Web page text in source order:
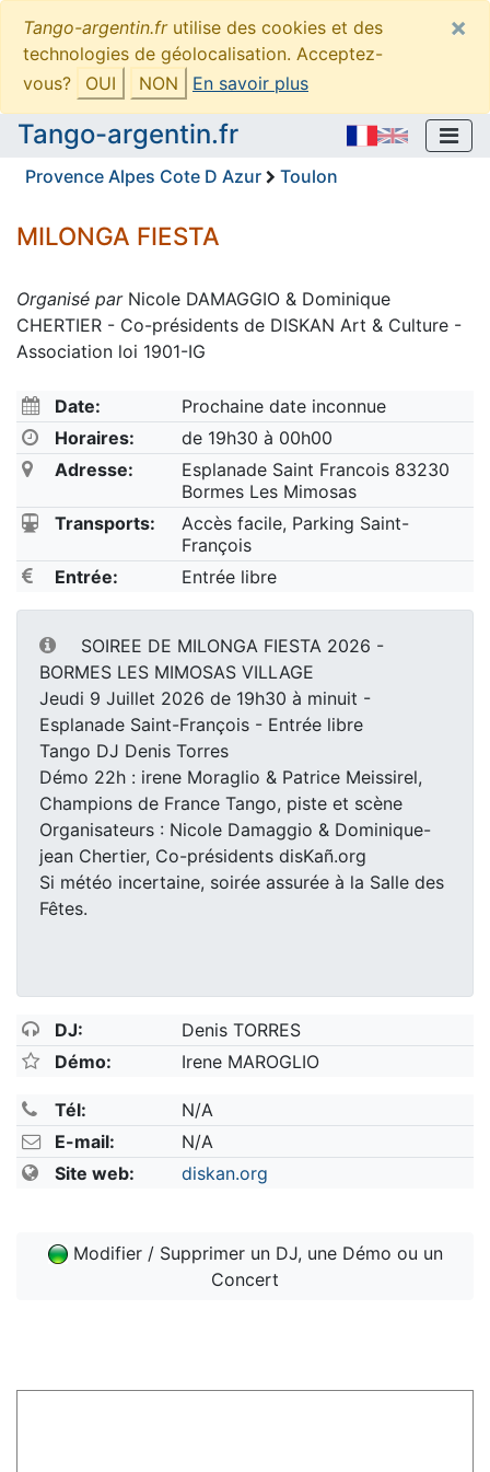
Tango-argentin.frutilise des cookies et des
technologies de géolocalisation. Acceptez-
vous?
OUI NON En savoir plus
×
Tango-argentin.fr
Provence Alpes Cote D Azur Toulon
MILONGA FIESTA
Organisé parNicole DAMAGGIO & Dominique
CHERTIER - Co-présidents de DISKAN Art & Culture -
Association loi 1901-IG
Date:
Prochaine date inconnue
Horaires:
de 19h30 à 00h00
Adresse:
Esplanade Saint Francois 83230
Bormes Les Mimosas
Transports:
Accès facile, Parking Saint-
François
Entrée:
Entrée libre
SOIREE DE MILONGA FIESTA 2026 -
BORMES LES MIMOSAS VILLAGE
Jeudi 9 Juillet 2026 de 19h30 à minuit -
Esplanade Saint-François - Entrée libre
Tango DJ Denis Torres
Démo 22h : irene Moraglio & Patrice Meissirel,
Champions de France Tango, piste et scène
Organisateurs : Nicole Damaggio & Dominique-
jean Chertier, Co-présidents disKañ.org
Si météo incertaine, soirée assurée à la Salle des
Fêtes.
DJ:
Denis TORRES
Démo:
Irene MAROGLIO
Tél:
N/A
E-mail:
N/A
Site web:
diskan.org
Modifier / Supprimer un DJ, une Démo ou un
Concert